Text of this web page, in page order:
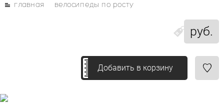
руб.
главная велосипеды по росту
Добавить в корзину